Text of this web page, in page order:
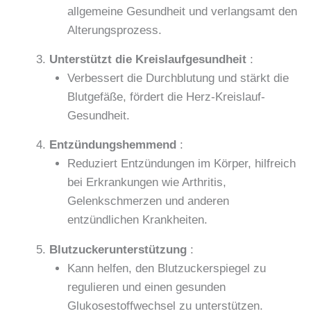
allgemeine Gesundheit und verlangsamt den
Alterungsprozess.
Unterstützt die Kreislaufgesundheit :
Verbessert die Durchblutung und stärkt die
Blutgefäße, fördert die Herz-Kreislauf-
Gesundheit.
Entzündungshemmend :
Reduziert Entzündungen im Körper, hilfreich
bei Erkrankungen wie Arthritis,
Gelenkschmerzen und anderen
entzündlichen Krankheiten.
Blutzuckerunterstützung :
Kann helfen, den Blutzuckerspiegel zu
regulieren und einen gesunden
Glukosestoffwechsel zu unterstützen.